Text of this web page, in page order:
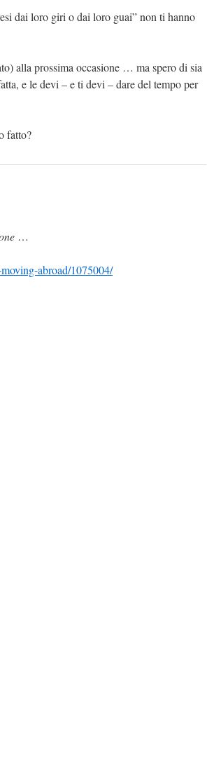
dai loro giri o dai loro guai” non ti hanno
alla prossima occasione … ma spero di sia
e le devi – e ti devi – dare del tempo per
fatto?
…
abroad/1075004/